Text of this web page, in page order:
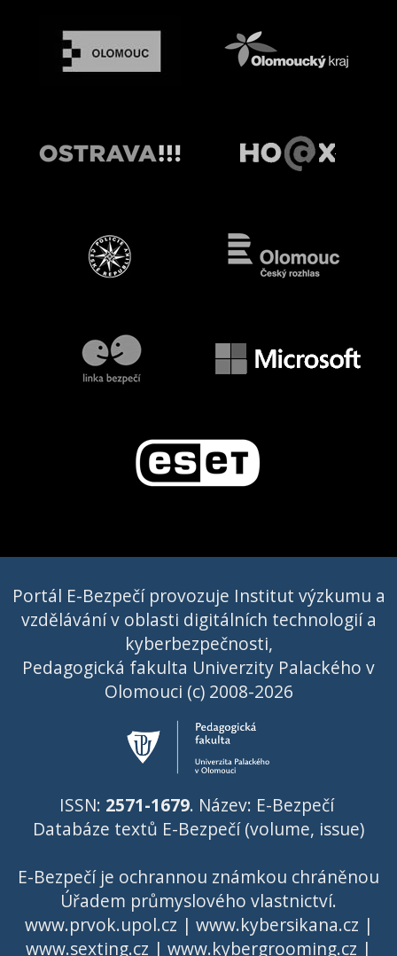
Portál E-Bezpečí provozuje Institut výzkumu a
vzdělávání v oblasti digitálních technologií a
kyberbezpečnosti,
Pedagogická fakulta Univerzity Palackého v
Olomouci (c) 2008-2026
ISSN: 2571-1679. Název: E-Bezpečí
Databáze textů E-Bezpečí (volume, issue)
E-Bezpečí je ochrannou známkou chráněnou
Úřadem průmyslového vlastnictví.
www.prvok.upol.cz | www.kybersikana.cz |
www.sexting.cz | www.kybergrooming.cz |